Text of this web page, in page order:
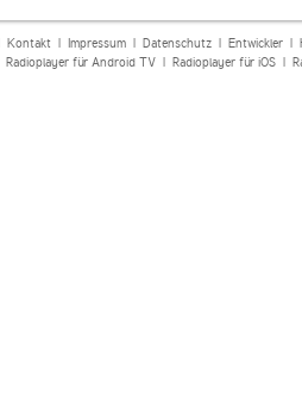
Kontakt| Impressum| Datenschutz| Entwickler|
Radioplayer für Android TV| Radioplayer für iOS|